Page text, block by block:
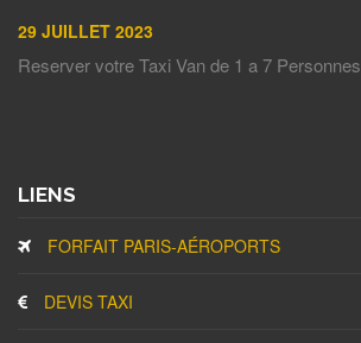
29 JUILLET 2023
Reserver votre Taxi Van de 1 a 7 Personnes
LIENS
FORFAIT PARIS-AÉROPORTS
DEVIS TAXI